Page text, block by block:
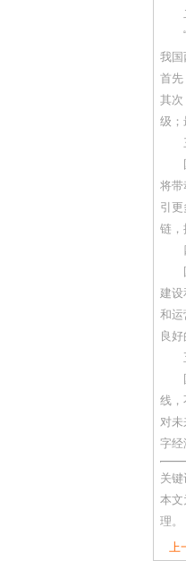
我国
首先
其次
级；
将带
引
链，
建
和运
良
线，
对未
字经
关键
本文
理。
上